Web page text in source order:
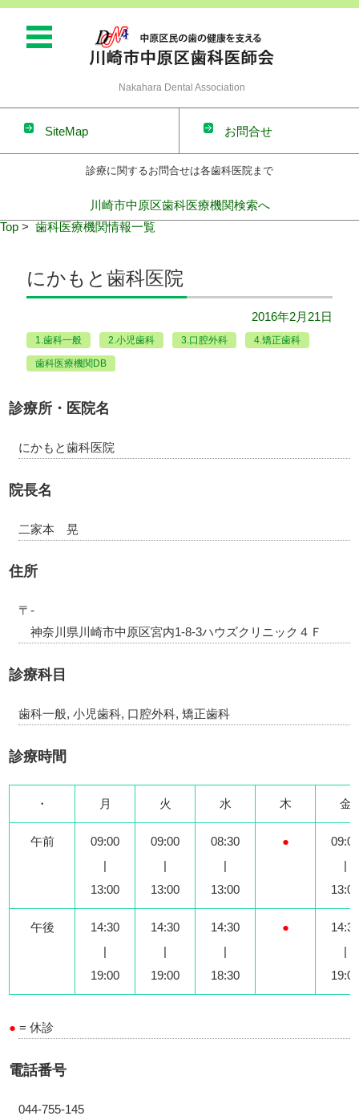
Nakahara Dental Association
SiteMap お問合せ
診療に関するお問合せは各歯科医院まで
川崎市中原区歯科医療機関検索へ
コンテンツに移動
Top > 歯科医療機関情報一覧
にかもと歯科医院
2016年2月21日
1.歯科一般 2.小児歯科 3.口腔外科 4.矯正歯科
歯科医療機関DB
診療所・医院名
にかもと歯科医院
院長名
二家本 晃
住所
〒-
神奈川県川崎市中原区宮内1-8-3ハウズクリニック４Ｆ
診療科目
歯科一般, 小児歯科, 口腔外科, 矯正歯科
診療時間
・ 月 火 水 木 金
午前
09:00
|
13:00
09:00
|
13:00
08:30
|
13:00
●
|
午後
14:30
|
19:00
14:30
|
19:00
14:30
|
18:30
●
|
●= 休診
電話番号
044-755-145